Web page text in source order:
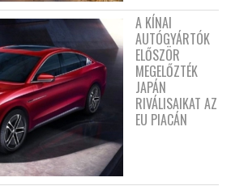
A KÍNAI
AUTÓGYÁRTÓK
ELŐSZÖR
MEGELŐZTÉK
JAPÁN
RIVÁLISAIKAT AZ
EU PIACÁN